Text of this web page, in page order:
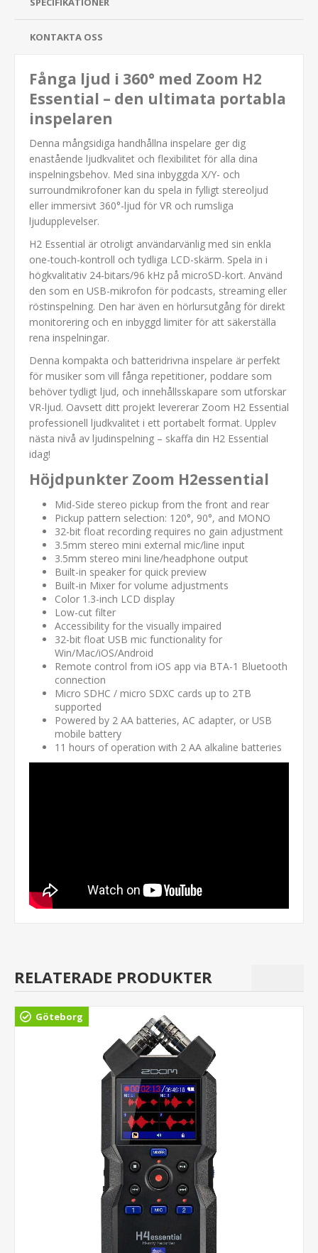
KONTAKTA OSS
Fånga ljud i 360° med Zoom H2
Essential – den ultimata portabla
inspelaren
Denna mångsidiga handhållna inspelare ger dig
enastående ljudkvalitet och flexibilitet för alla dina
inspelningsbehov. Med sina inbyggda X/Y- och
surroundmikrofoner kan du spela in fylligt stereoljud
eller immersivt 360°-ljud för VR och rumsliga
ljudupplevelser.
H2 Essential är otroligt användarvänlig med sin enkla
one-touch-kontroll och tydliga LCD-skärm. Spela in i
högkvalitativ 24-bitars/96 kHz på microSD-kort. Använd
den som en USB-mikrofon för podcasts, streaming eller
röstinspelning. Den har även en hörlursutgång för direkt
monitorering och en inbyggd limiter för att säkerställa
rena inspelningar.
Denna kompakta och batteridrivna inspelare är perfekt
för musiker som vill fånga repetitioner, poddare som
behöver tydligt ljud, och innehållsskapare som utforskar
VR-ljud. Oavsett ditt projekt levererar Zoom H2 Essential
professionell ljudkvalitet i ett portabelt format. Upplev
nästa nivå av ljudinspelning – skaffa din H2 Essential
idag!
Höjdpunkter Zoom H2essential
Mid-Side stereo pickup from the front and rear
Pickup pattern selection: 120°, 90°, and MONO
32-bit float recording requires no gain adjustment
3.5mm stereo mini external mic/line input
3.5mm stereo mini line/headphone output
Built-in speaker for quick preview
Built-in Mixer for volume adjustments
Color 1.3-inch LCD display
Low-cut filter
Accessibility for the visually impaired
32-bit float USB mic functionality for
Win/Mac/iOS/Android
Remote control from iOS app via BTA-1 Bluetooth
connection
Micro SDHC / micro SDXC cards up to 2TB
supported
Powered by 2 AA batteries, AC adapter, or USB
mobile battery
11 hours of operation with 2 AA alkaline batteries
RELATERADE PRODUKTER
Göteborg